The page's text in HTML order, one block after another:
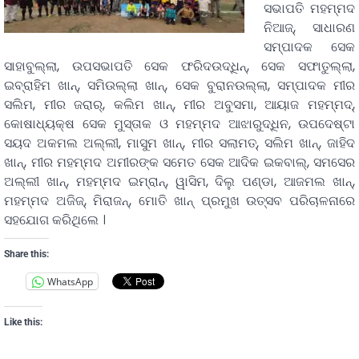
ସଭାପତି ମହମ୍ମଦ
ନିଆଜ୍, ସାଧାରଣ
ସମ୍ପାଦକ ସେକ
ସାହାବୁଲ୍ଲା, ଉପସଭାପତି ସେକ ଫରିଦଉଦ୍ଧିନ୍, ସେକ ସଫାତୁଲ୍ଲା,
ଇବ୍ରାହିମ ଖାନ୍, ସମିଉଲ୍ଲା ଖାନ୍, ସେକ ବୁରାନଉଲ୍ଲା, ସମ୍ପାଦକ ମୀର
ସଲିମ, ମୀର ଜରାର୍, କଲିମ ଖାନ୍, ମୀର ଅବୁସମା, ଆୟାଜ ମହମ୍ମଦ୍,
କୋଷାଧ୍ୟକ୍ଷ ସେକ ମୁସ୍ତାକ ଓ ମହମ୍ମଦ ଆଝାରୁଦ୍ଧିନ, ଉପଦେଷ୍ଟା
ସୟଦ ଅକମଲ ଅଲ୍ଲୀ, ମାସୁମ ଖାନ୍, ମୀର ସଲାମତ୍, ସଲିମ ଖାନ୍, ଜାହିଦ
ଖାନ୍, ମୀର ମହମ୍ମଦ ଅମୀରଙ୍କ ସମେତ ସେକ ଆଦିକ ଇକବାଲ୍, ସମସେର
ଅଲ୍ଲୀ ଖାନ୍, ମହମ୍ମଦ ଇମ୍ରାନ୍, ୱାସିମ, ଦିଲୁ ପଣ୍ଡା, ଆଜମଲ ଖାନ୍,
ମହମ୍ମଦ ଅଜିଜ୍, ମିରାଜନ୍, ମୋତି ଖାନ୍ ପ୍ରମୁଖ ଉତ୍ସବ ପରିଚାଳନାରେ
ସହଯୋଗ କରିଥିଲେ ।
Share this:
WhatsApp
Like this: